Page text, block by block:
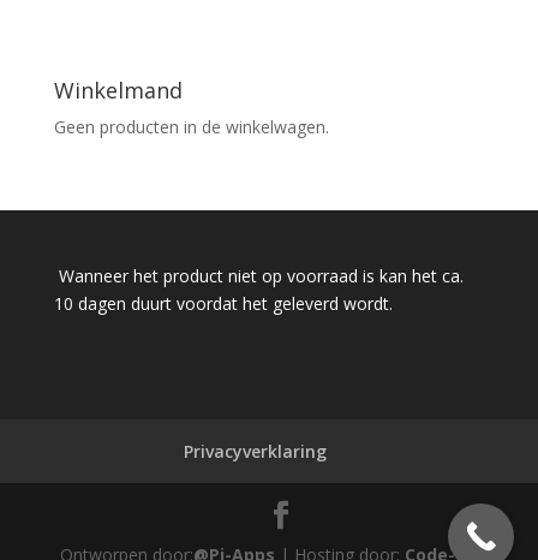
Winkelmand
Geen producten in de winkelwagen.
Wanneer het product niet op voorraad is kan het ca.
10 dagen duurt voordat het geleverd wordt.
Privacyverklaring
Ontworpen door:@Pi-Apps | Hosting door: Code-Up